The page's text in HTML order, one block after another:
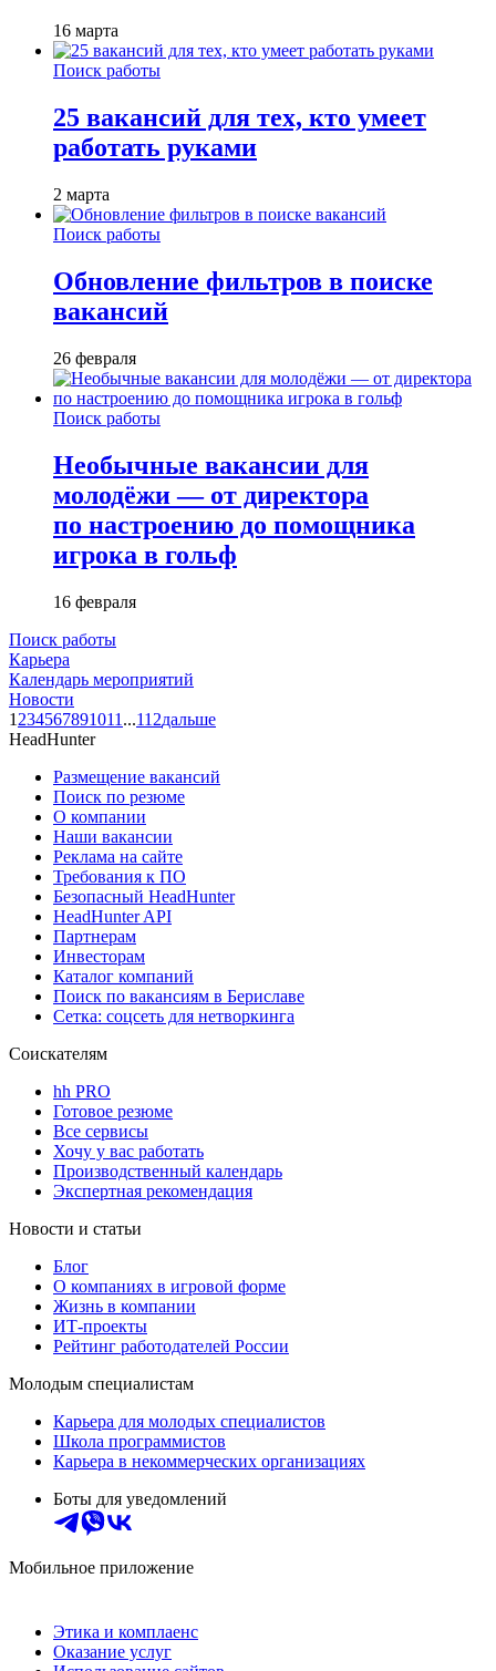
16 марта
Поиск работы
25 вакансий для тех, кто умеет
работать руками
2 марта
Поиск работы
Обновление фильтров в поиске
вакансий
26 февраля
Поиск работы
Необычные вакансии для
молодёжи — от директора
по настроению до помощника
игрока в гольф
16 февраля
Поиск работы
Карьера
Календарь мероприятий
Новости
1 234567891011 ...112дальше
HeadHunter
Размещение вакансий
Поиск по резюме
О компании
Наши вакансии
Реклама на сайте
Требования к ПО
Безопасный HeadHunter
HeadHunter API
Партнерам
Инвесторам
Каталог компаний
Поиск по вакансиям в Бериславе
Сетка: соцсеть для нетворкинга
Соискателям
hh PRO
Готовое резюме
Все сервисы
Хочу у вас работать
Производственный календарь
Экспертная рекомендация
Новости и статьи
Блог
О компаниях в игровой форме
Жизнь в компании
ИТ-проекты
Рейтинг работодателей России
Молодым специалистам
Карьера для молодых специалистов
Школа программистов
Карьера в некоммерческих организациях
Боты для уведомлений
Мобильное приложение
Этика и комплаенс
Оказание услуг